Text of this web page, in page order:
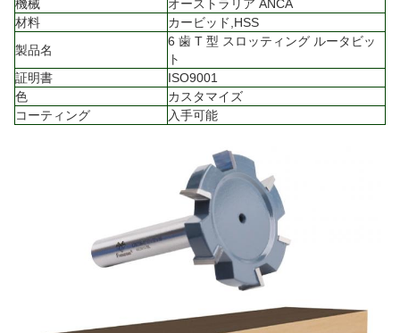
機械
オーストラリア ANCA
材料
カービッド,HSS
製品名
6 歯 T 型 スロッティング ルータビッ
ト
証明書
ISO9001
色
カスタマイズ
コーティング
入手可能